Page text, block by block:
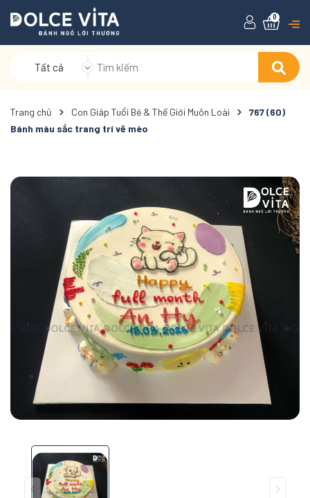
Tất cả
0
Trang chủ Con Giáp Tuổi Bé & Thế Giới Muôn Loài
767 (60)
Bánh màu sắc trang trí vẽ mèo